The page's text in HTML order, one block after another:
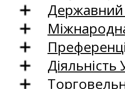
Державний
Діяльність